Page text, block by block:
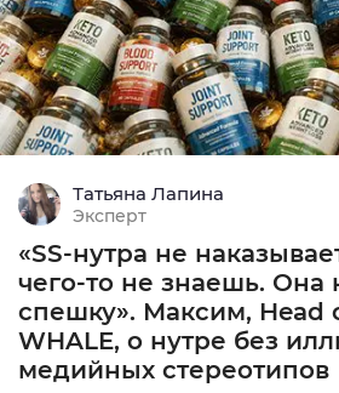
Новая связка, новая жизнь |
Всем привет ребята! Как я вам и
канала, на этом проекте я буду
п…
Генератор вайт пейдж под
генератор white page, который
берет перевод…
Что такое SS офферы в
Татьяна Лапина
Эксперт
«SS-нутра не
чего-то не знаешь. Она
спешку». Максим, Head
WHALE, о нутре без
медийных стереотипов